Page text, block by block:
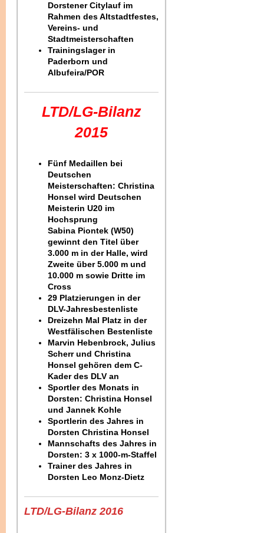
Dorstener Citylauf im
Rahmen des Altstadtfestes,
Vereins- und
Stadtmeisterschaften
Trainingslager in
Paderborn und
Albufeira/POR
LTD/LG-Bilanz
2015
Fünf Medaillen bei
Deutschen
Meisterschaften: Christina
Honsel wird Deutschen
Meisterin U20 im
Hochsprung
Sabina Piontek (W50)
gewinnt den Titel über
3.000 m in der Halle, wird
Zweite über 5.000 m und
10.000 m sowie Dritte im
Cross
29 Platzierungen in der
DLV-Jahresbestenliste
Dreizehn Mal Platz in der
Westfälischen Bestenliste
Marvin Hebenbrock, Julius
Scherr und Christina
Honsel gehören dem C-
Kader des DLV an
Sportler des Monats in
Dorsten: Christina Honsel
und Jannek Kohle
Sportlerin des Jahres in
Dorsten Christina Honsel
Mannschafts des Jahres in
Dorsten: 3 x 1000-m-Staffel
Trainer des Jahres in
Dorsten Leo Monz-Dietz
LTD/LG-Bilanz 2016